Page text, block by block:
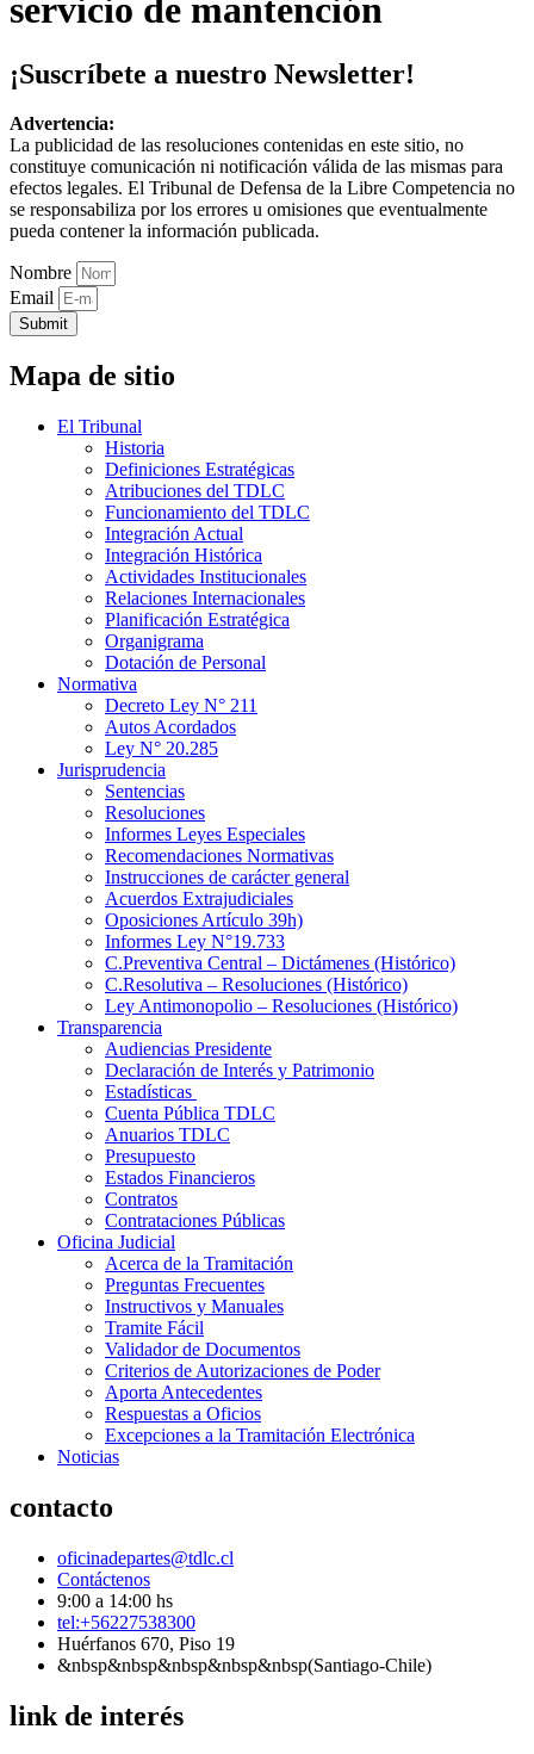
servicio de mantención
¡Suscríbete a nuestro Newsletter!
Advertencia:
La publicidad de las resoluciones contenidas en este sitio, no
constituye comunicación ni notificación válida de las mismas para
efectos legales. El Tribunal de Defensa de la Libre Competencia no
se responsabiliza por los errores u omisiones que eventualmente
pueda contener la información publicada.
Nombre
Email
Submit
Mapa de sitio
El Tribunal
Historia
Definiciones Estratégicas
Atribuciones del TDLC
Funcionamiento del TDLC
Integración Actual
Integración Histórica
Actividades Institucionales
Relaciones Internacionales
Planificación Estratégica
Organigrama
Dotación de Personal
Normativa
Decreto Ley N° 211
Autos Acordados
Ley N° 20.285
Jurisprudencia
Sentencias
Resoluciones
Informes Leyes Especiales
Recomendaciones Normativas
Instrucciones de carácter general
Acuerdos Extrajudiciales
Oposiciones Artículo 39h)
Informes Ley N°19.733
C.Preventiva Central – Dictámenes (Histórico)
C.Resolutiva – Resoluciones (Histórico)
Ley Antimonopolio – Resoluciones (Histórico)
Transparencia
Audiencias Presidente
Declaración de Interés y Patrimonio
Estadísticas
Cuenta Pública TDLC
Anuarios TDLC
Presupuesto
Estados Financieros
Contratos
Contrataciones Públicas
Oficina Judicial
Acerca de la Tramitación
Preguntas Frecuentes
Instructivos y Manuales
Tramite Fácil
Validador de Documentos
Criterios de Autorizaciones de Poder
Aporta Antecedentes
Respuestas a Oficios
Excepciones a la Tramitación Electrónica
Noticias
contacto
oficinadepartes@tdlc.cl
Contáctenos
9:00 a 14:00 hs
tel:+56227538300
Huérfanos 670, Piso 19
&nbsp&nbsp&nbsp&nbsp&nbsp(Santiago-Chile)
link de interés